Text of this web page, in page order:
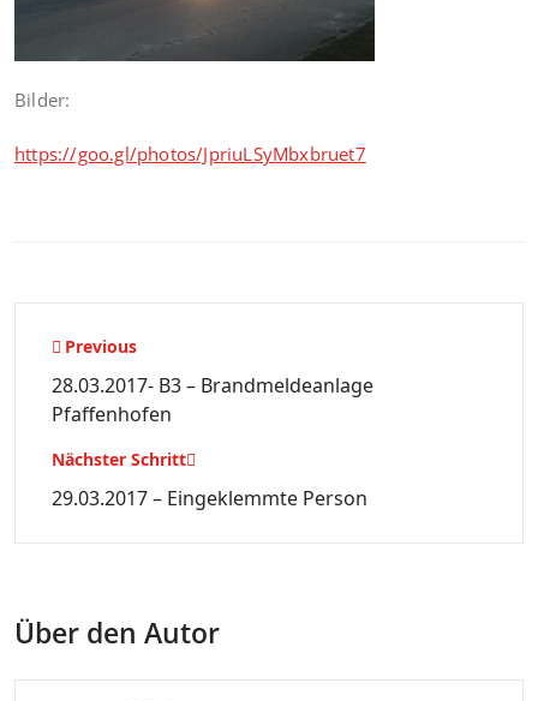
Bilder:
https://goo.gl/photos/JpriuLSyMbxbruet7
Beitragsnavigation
Previous
28.03.2017- B3 – Brandmeldeanlage
Pfaffenhofen
Nächster Schritt
29.03.2017 – Eingeklemmte Person
Über den Autor